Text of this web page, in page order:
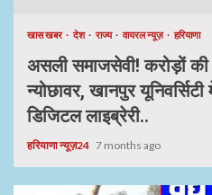
खास खबर देश राज्य वायरल न्यूज़ हरियाणा
असली समाजसेवी! करोड़ों की
न्योछावर, खानपुर
डिजिटल लाइब्रेरी..
हरियाणा न्यूज़24 7 months ago